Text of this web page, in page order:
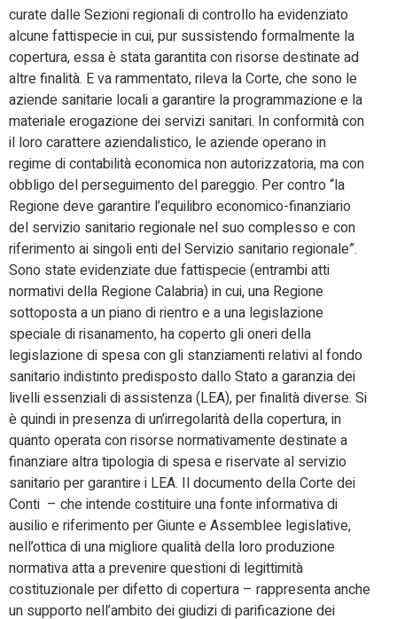
curate dalle Sezioni regionali di controllo ha evidenziato
alcune fattispecie in cui, pur sussistendo formalmente la
copertura, essa è stata garantita con risorse destinate ad
altre finalità. E va rammentato, rileva la Corte, che sono le
aziende sanitarie locali a garantire la programmazione e la
materiale erogazione dei servizi sanitari. In conformità con
il loro carattere aziendalistico, le aziende operano in
regime di contabilità economica non autorizzatoria, ma con
obbligo del perseguimento del pareggio. Per contro “la
Regione deve garantire l’equilibro economico-finanziario
del servizio sanitario regionale nel suo complesso e con
riferimento ai singoli enti del Servizio sanitario regionale”.
Sono state evidenziate due fattispecie (entrambi atti
normativi della Regione Calabria) in cui, una Regione
sottoposta a un piano di rientro e a una legislazione
speciale di risanamento, ha coperto gli oneri della
legislazione di spesa con gli stanziamenti relativi al fondo
sanitario indistinto predisposto dallo Stato a garanzia dei
livelli essenziali di assistenza (LEA), per finalità diverse. Si
è quindi in presenza di un’irregolarità della copertura, in
quanto operata con risorse normativamente destinate a
finanziare altra tipologia di spesa e riservate al servizio
sanitario per garantire i LEA. Il documento della Corte dei
Conti – che intende costituire una fonte informativa di
ausilio e riferimento per Giunte e Assemblee legislative,
nell’ottica di una migliore qualità della loro produzione
normativa atta a prevenire questioni di legittimità
costituzionale per difetto di copertura – rappresenta anche
un supporto nell’ambito dei giudizi di parificazione dei